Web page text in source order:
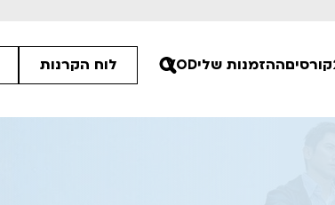
קורסיםההזמנות שליVOD לוח הקרנות